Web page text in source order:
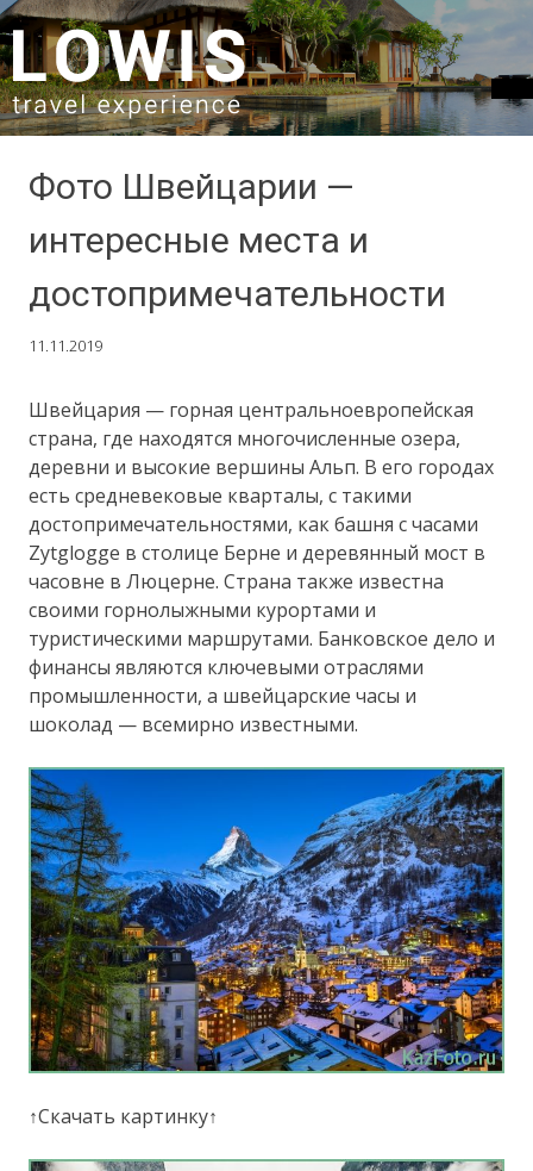
SKIP TO CONTENT
Фото Швейцарии —
интересные места и
достопримечательности
11.11.2019
Швейцария — горная центральноевропейская
страна, где находятся многочисленные озера,
деревни и высокие вершины Альп. В его городах
есть средневековые кварталы, с такими
достопримечательностями, как башня с часами
Zytglogge в столице Берне и деревянный мост в
часовне в Люцерне. Страна также известна
своими горнолыжными курортами и
туристическими маршрутами. Банковское дело и
финансы являются ключевыми отраслями
промышленности, а швейцарские часы и
шоколад — всемирно известными.
↑Скачать картинку↑